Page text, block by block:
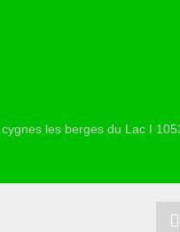
les berges du Lac I